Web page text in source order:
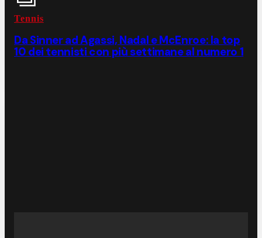
Tennis
Da Sinner ad Agassi, Nadal e McEnroe: la top
10 dei tennisti con più settimane al numero 1